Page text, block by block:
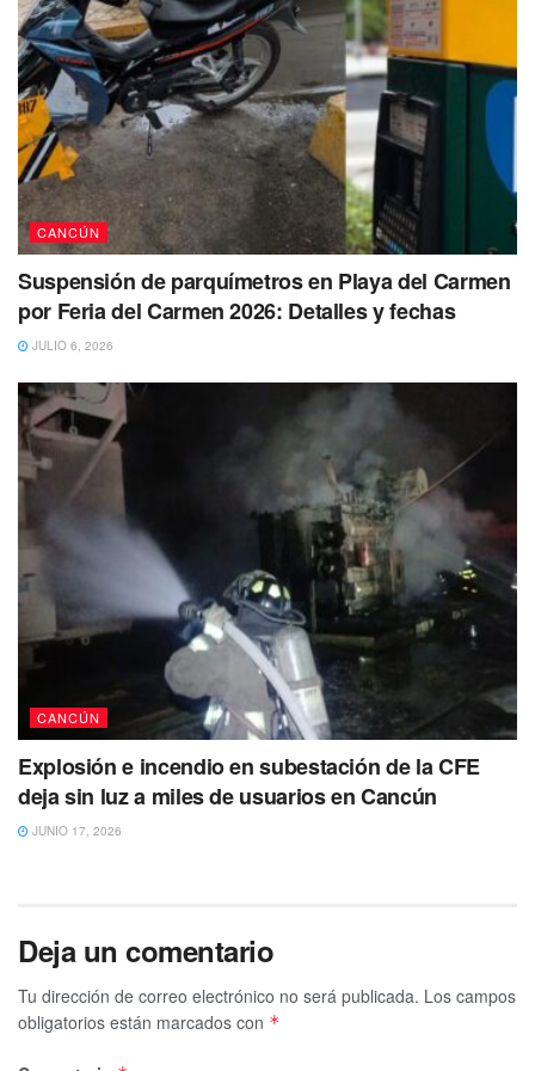
CANCÚN
Suspensión de parquímetros en Playa del Carmen
por Feria del Carmen 2026: Detalles y fechas
JULIO 6, 2026
CANCÚN
Explosión e incendio en subestación de la CFE
deja sin luz a miles de usuarios en Cancún
JUNIO 17, 2026
Deja un comentario
Tu dirección de correo electrónico no será publicada. Los campos
obligatorios están marcados con *